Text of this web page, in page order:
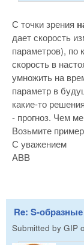
С точки зрения
дает скорость
параметров), по
скорость в
умножить на
параметр в
какие-то
- прогноз. Чем
Возьмите
С уважением
ABB
Re: S-
Submitted by GIP